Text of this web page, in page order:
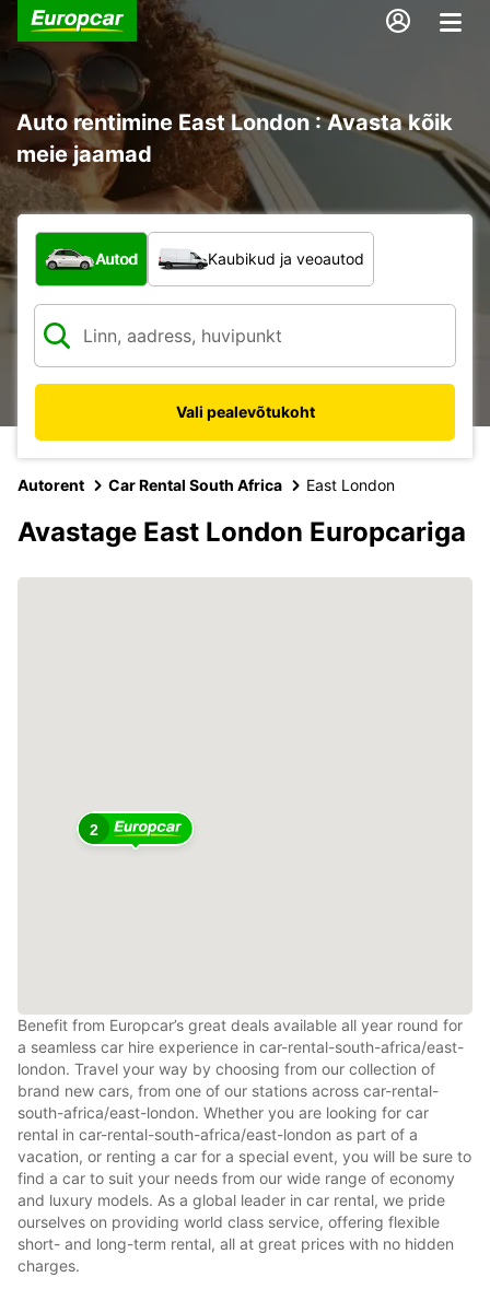
Auto rentimine East London : Avasta kõik
meie jaamad
Mis tüüpi sõiduk?
Autod Kaubikud ja veoautod
Vali pealevõtukoht
Autorent Car Rental South Africa East London
Avastage East London Europcariga
2
Benefit from Europcar’s great deals available all year round for
a seamless car hire experience in car-rental-south-africa/east-
london. Travel your way by choosing from our collection of
brand new cars, from one of our stations across car-rental-
south-africa/east-london. Whether you are looking for car
rental in car-rental-south-africa/east-london as part of a
vacation, or renting a car for a special event, you will be sure to
find a car to suit your needs from our wide range of economy
and luxury models. As a global leader in car rental, we pride
ourselves on providing world class service, offering flexible
short- and long-term rental, all at great prices with no hidden
charges.